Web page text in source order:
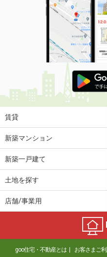
賃貸
新築マンション
新築一戸建て
土地を探す
店舗/事業用
goo住宅・不動産とは お客さまご